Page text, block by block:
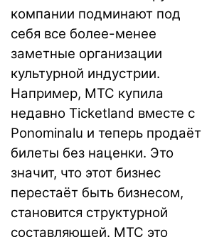
компании подминают под
себя все более-менее
заметные организации
культурной индустрии.
Например, МТС купила
недавно Ticketland вместе с
Ponominalu и теперь продаёт
билеты без наценки. Это
значит, что этот бизнес
перестаёт быть бизнесом,
становится структурной
составляющей. МТС это